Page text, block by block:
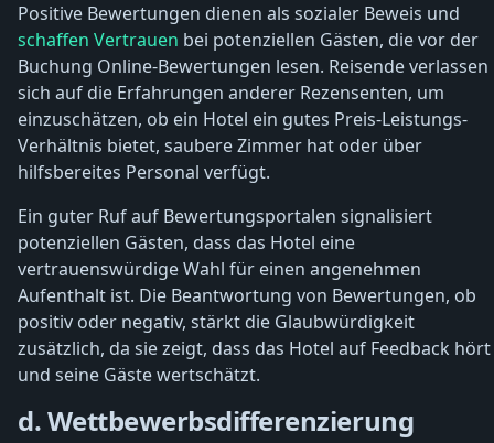
Positive Bewertungen dienen als sozialer Beweis und
schaffen Vertrauen bei potenziellen Gästen, die vor der
Buchung Online-Bewertungen lesen. Reisende verlassen
sich auf die Erfahrungen anderer Rezensenten, um
einzuschätzen, ob ein Hotel ein gutes Preis-Leistungs-
Verhältnis bietet, saubere Zimmer hat oder über
hilfsbereites Personal verfügt.
Ein guter Ruf auf Bewertungsportalen signalisiert
potenziellen Gästen, dass das Hotel eine
vertrauenswürdige Wahl für einen angenehmen
Aufenthalt ist. Die Beantwortung von Bewertungen, ob
positiv oder negativ, stärkt die Glaubwürdigkeit
zusätzlich, da sie zeigt, dass das Hotel auf Feedback hört
und seine Gäste wertschätzt.
d. Wettbewerbsdifferenzierung